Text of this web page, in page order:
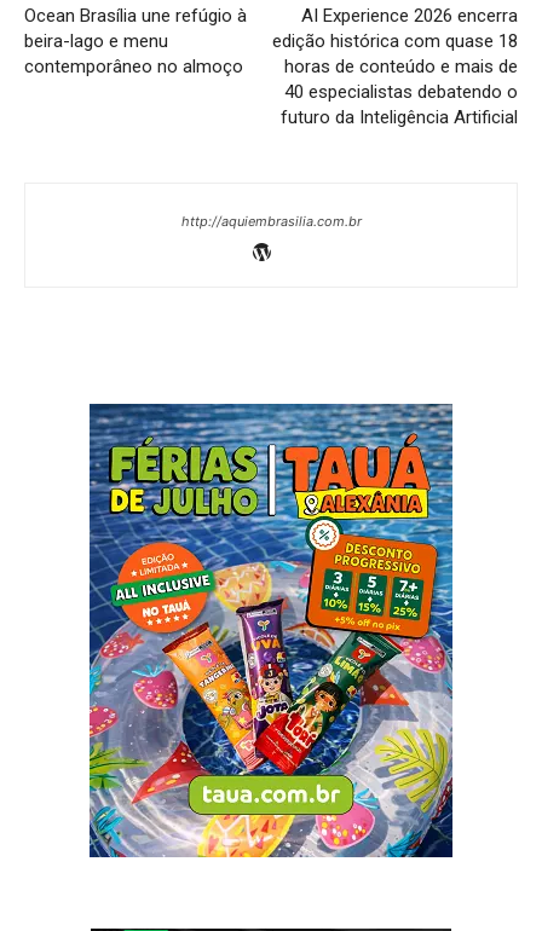
Ocean Brasília une refúgio à
beira-lago e menu
contemporâneo no almoço
AI Experience 2026 encerra
edição histórica com quase 18
horas de conteúdo e mais de
40 especialistas debatendo o
futuro da Inteligência Artificial
http://aquiembrasilia.com.br